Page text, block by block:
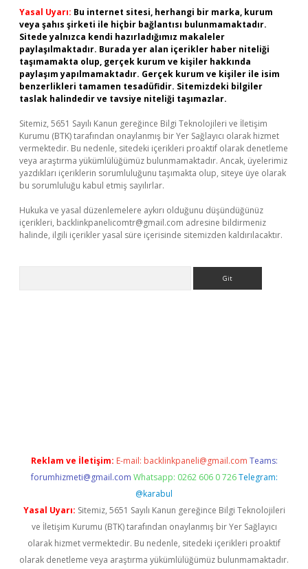
Yasal Uyarı: Bu internet sitesi, herhangi bir marka, kurum
veya şahıs şirketi ile hiçbir bağlantısı bulunmamaktadır.
Sitede yalnızca kendi hazırladığımız makaleler
paylaşılmaktadır. Burada yer alan içerikler haber niteliği
taşımamakta olup, gerçek kurum ve kişiler hakkında
paylaşım yapılmamaktadır. Gerçek kurum ve kişiler ile isim
benzerlikleri tamamen tesadüfidir. Sitemizdeki bilgiler
taslak halindedir ve tavsiye niteliği taşımazlar.
Sitemiz, 5651 Sayılı Kanun gereğince Bilgi Teknolojileri ve İletişim
Kurumu (BTK) tarafından onaylanmış bir Yer Sağlayıcı olarak hizmet
vermektedir. Bu nedenle, sitedeki içerikleri proaktif olarak denetleme
veya araştırma yükümlülüğümüz bulunmamaktadır. Ancak, üyelerimiz
yazdıkları içeriklerin sorumluluğunu taşımakta olup, siteye üye olarak
bu sorumluluğu kabul etmiş sayılırlar.
Hukuka ve yasal düzenlemelere aykırı olduğunu düşündüğünüz
içerikleri, backlinkpanelicomtr@gmail.com adresine bildirmeniz
halinde, ilgili içerikler yasal süre içerisinde sitemizden kaldırılacaktır.
Reklam ve İletişim: E-mail: backlinkpaneli@gmail.com Teams:
forumhizmeti@gmail.com Whatsapp: 0262 606 0 726 Telegram:
@karabul
Yasal Uyarı: Sitemiz, 5651 Sayılı Kanun gereğince Bilgi Teknolojileri
ve İletişim Kurumu (BTK) tarafından onaylanmış bir Yer Sağlayıcı
olarak hizmet vermektedir. Bu nedenle, sitedeki içerikleri proaktif
olarak denetleme veya araştırma yükümlülüğümüz bulunmamaktadır.